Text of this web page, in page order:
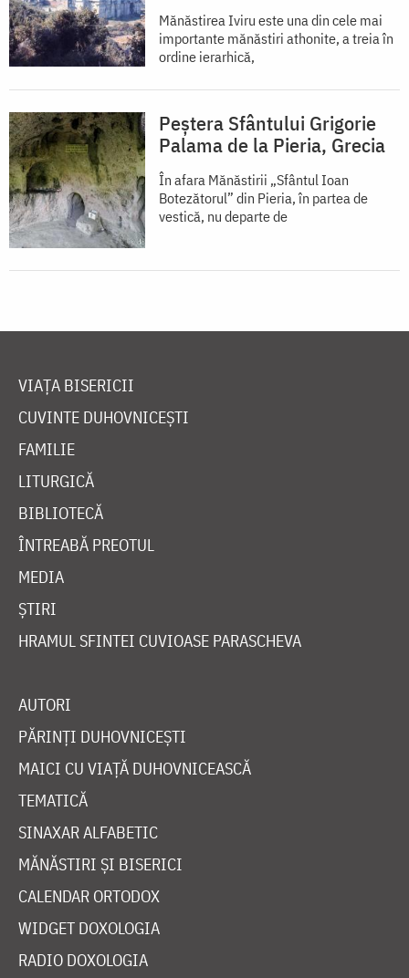
Mănăstirea Iviru este una din cele mai
importante mănăstiri athonite, a treia în
ordine ierarhică,
Peștera Sfântului Grigorie
Palama de la Pieria, Grecia
În afara Mănăstirii „Sfântul Ioan
Botezătorul” din Pieria, în partea de
vestică, nu departe de
VIAȚA BISERICII
CUVINTE DUHOVNICEȘTI
FAMILIE
LITURGICĂ
BIBLIOTECĂ
ÎNTREABĂ PREOTUL
MEDIA
ȘTIRI
HRAMUL SFINTEI CUVIOASE PARASCHEVA
AUTORI
PĂRINȚI DUHOVNICEȘTI
MAICI CU VIAȚĂ DUHOVNICEASCĂ
TEMATICĂ
SINAXAR ALFABETIC
MĂNĂSTIRI ȘI BISERICI
CALENDAR ORTODOX
WIDGET DOXOLOGIA
RADIO DOXOLOGIA